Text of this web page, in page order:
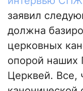
заявил
должна
церковных
опорой наших
Церквей. Все,